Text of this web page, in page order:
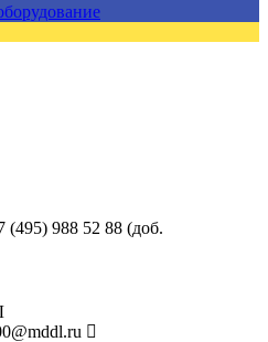
988 52 88 (доб.